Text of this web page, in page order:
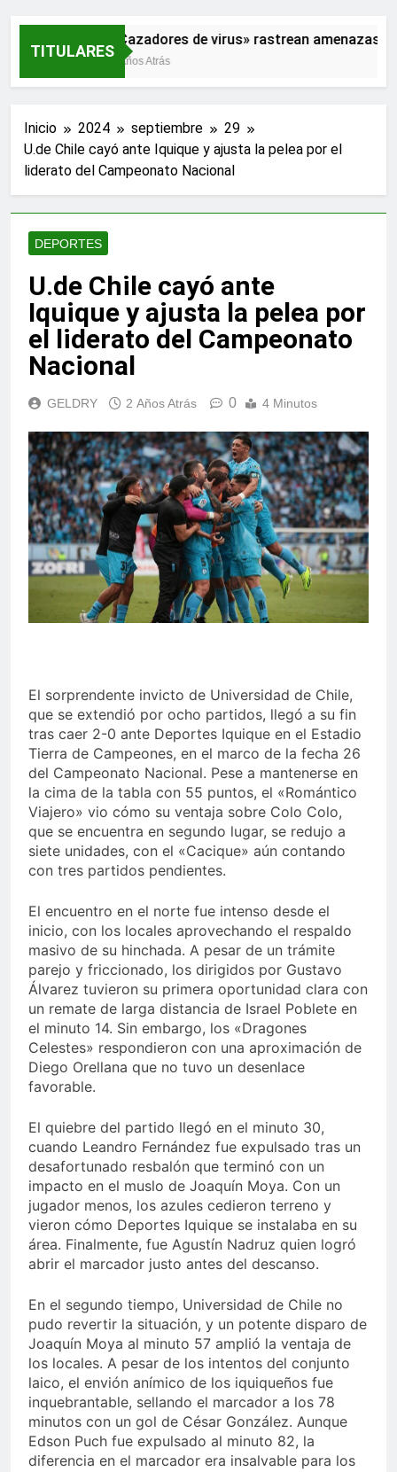
TITULARES
«Cazadores de virus» rastrean amenazas
2 Años Atrás
Inicio 2024 septiembre
29
U.de Chile cayó ante Iquique y ajusta la pelea por el
liderato del Campeonato Nacional
DEPORTES
U.de Chile cayó ante
Iquique y ajusta la pelea por
el liderato del Campeonato
Nacional
GELDRY 2 Años Atrás 0 4 Minutos
El sorprendente invicto de Universidad de Chile,
que se extendió por ocho partidos, llegó a su fin
tras caer 2-0 ante Deportes Iquique en el Estadio
Tierra de Campeones, en el marco de la fecha 26
del Campeonato Nacional. Pese a mantenerse en
la cima de la tabla con 55 puntos, el «Romántico
Viajero» vio cómo su ventaja sobre Colo Colo,
que se encuentra en segundo lugar, se redujo a
siete unidades, con el «Cacique» aún contando
con tres partidos pendientes.
El encuentro en el norte fue intenso desde el
inicio, con los locales aprovechando el respaldo
masivo de su hinchada. A pesar de un trámite
parejo y friccionado, los dirigidos por Gustavo
Álvarez tuvieron su primera oportunidad clara con
un remate de larga distancia de Israel Poblete en
el minuto 14. Sin embargo, los «Dragones
Celestes» respondieron con una aproximación de
Diego Orellana que no tuvo un desenlace
favorable.
El quiebre del partido llegó en el minuto 30,
cuando Leandro Fernández fue expulsado tras un
desafortunado resbalón que terminó con un
impacto en el muslo de Joaquín Moya. Con un
jugador menos, los azules cedieron terreno y
vieron cómo Deportes Iquique se instalaba en su
área. Finalmente, fue Agustín Nadruz quien logró
abrir el marcador justo antes del descanso.
En el segundo tiempo, Universidad de Chile no
pudo revertir la situación, y un potente disparo de
Joaquín Moya al minuto 57 amplió la ventaja de
los locales. A pesar de los intentos del conjunto
laico, el envión anímico de los iquiqueños fue
inquebrantable, sellando el marcador a los 78
minutos con un gol de César González. Aunque
Edson Puch fue expulsado al minuto 82, la
diferencia en el marcador era insalvable para los